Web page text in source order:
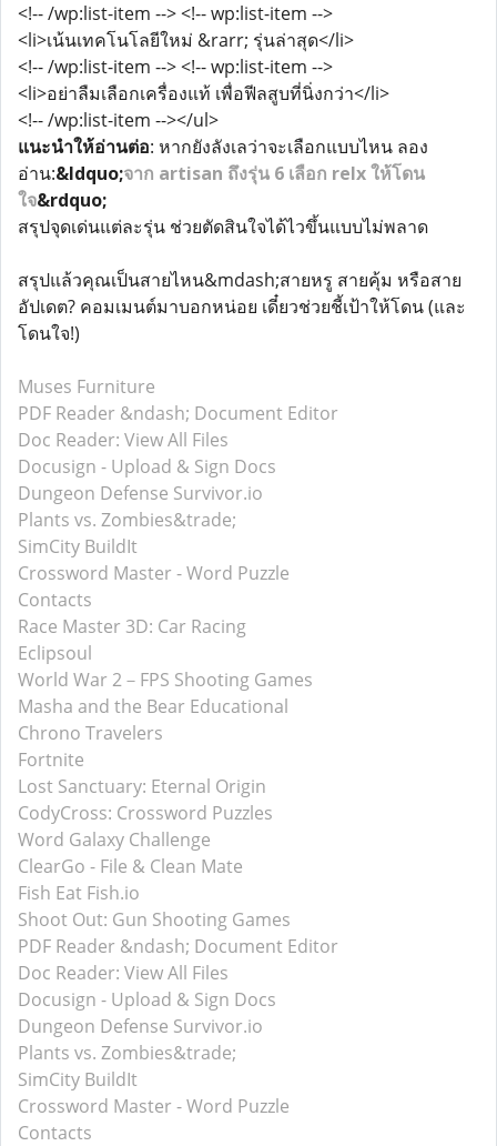
<!-- /wp:list-item --> <!-- wp:list-item -->
<li>เน้นเทคโนโลยีใหม่ &rarr; รุ่นล่าสุด</li>
<!-- /wp:list-item --> <!-- wp:list-item -->
<li>อย่าลืมเลือกเครื่องแท้ เพื่อฟีลสูบที่นิ่งกว่า</li>
<!-- /wp:list-item --></ul>
แนะนำให้อ่านต่อ: หากยังลังเลว่าจะเลือกแบบไหน ลอง
อ่าน:&ldquo;จาก artisan ถึงรุ่น 6 เลือก relx ให้โดน
ใจ&rdquo;
สรุปจุดเด่นแต่ละรุ่น ช่วยตัดสินใจได้ไวขึ้นแบบไม่พลาด
สรุปแล้วคุณเป็นสายไหน&mdash;สายหรู สายคุ้ม หรือสาย
อัปเดต? คอมเมนต์มาบอกหน่อย เดี๋ยวช่วยชี้เป้าให้โดน (และ
โดนใจ!)
Muses Furniture
PDF Reader &ndash; Document Editor
Doc Reader: View All Files
Docusign - Upload & Sign Docs
Dungeon Defense Survivor.io
Plants vs. Zombies&trade;
SimCity BuildIt
Crossword Master - Word Puzzle
Contacts
Race Master 3D: Car Racing
Eclipsoul
World War 2－FPS Shooting Games
Masha and the Bear Educational
Chrono Travelers
Fortnite
Lost Sanctuary: Eternal Origin
CodyCross: Crossword Puzzles
Word Galaxy Challenge
ClearGo - File & Clean Mate
Fish Eat Fish.io
Shoot Out: Gun Shooting Games
PDF Reader &ndash; Document Editor
Doc Reader: View All Files
Docusign - Upload & Sign Docs
Dungeon Defense Survivor.io
Plants vs. Zombies&trade;
SimCity BuildIt
Crossword Master - Word Puzzle
Contacts